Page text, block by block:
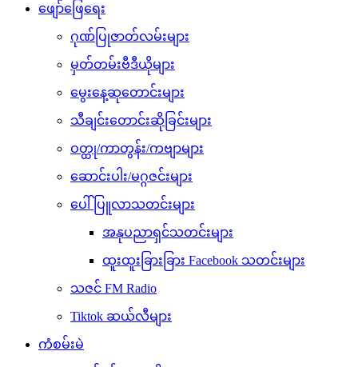
ဖျော်ဖြေရေး
ဂုဏ်ပြုဇာတ်လမ်းများ
မှတ်တမ်းဗီဒီယိုများ
မွေးနေ့ဆုတောင်းများ
သီချင်းတောင်းဆိုခြင်းများ
ဝတ္ထု/ကာတွန်း/ကဗျာများ
ဆောင်းပါး/မဂ္ဂဇင်းများ
ပေါ်ပြူလာသတင်းများ
အနုပညာရှင်သတင်းများ
ထူးထူးခြားခြား Facebook သတင်းများ
သဇင် FM Radio
Tiktok ဆယ်လီများ
ကံစမ်းမဲ